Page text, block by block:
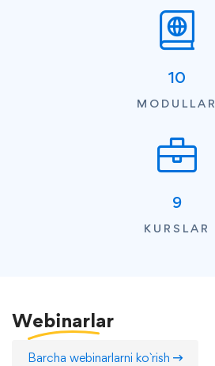
10
MODULLAR
9
KURSLAR
Webinarlar
Barcha webinarlarni ko`rish